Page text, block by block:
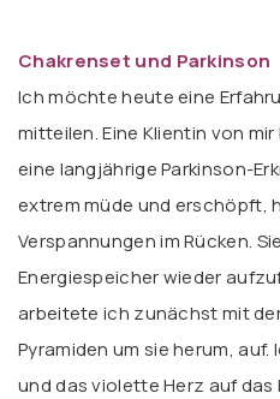
Chakrenset und Parkinson
Ich möchte heute eine
mitteilen. Eine Klientin von
eine langjährige Parkinson-
extrem müde und erschöpft,
Verspannungen im Rücken.
Energiespeicher wieder
arbeitete ich zunächst mit
Pyramiden um sie herum,
und das violette Herz auf das